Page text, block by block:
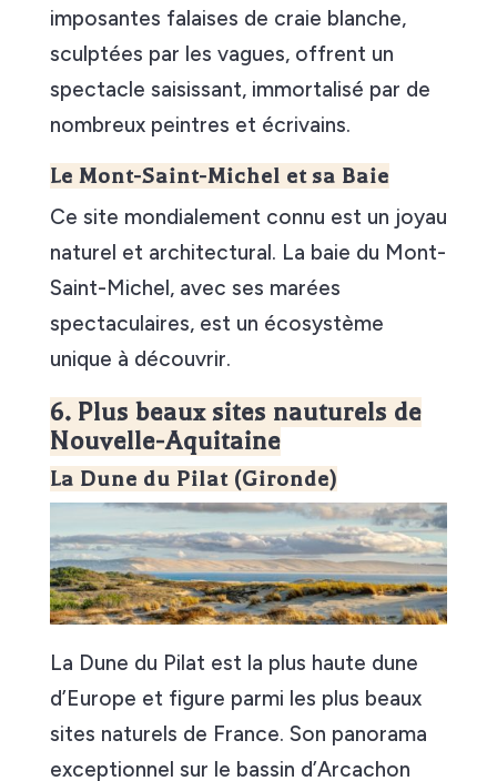
imposantes falaises de craie blanche,
sculptées par les vagues, offrent un
spectacle saisissant, immortalisé par de
nombreux peintres et écrivains.
Le Mont-Saint-Michel et sa Baie
Ce site mondialement connu est un joyau
naturel et architectural. La baie du Mont-
Saint-Michel, avec ses marées
spectaculaires, est un écosystème
unique à découvrir.
6. Plus beaux sites nauturels de
Nouvelle-Aquitaine
La Dune du Pilat (Gironde)
La Dune du Pilat est la plus haute dune
d’Europe et figure parmi les plus beaux
sites naturels de France. Son panorama
exceptionnel sur le bassin d’Arcachon